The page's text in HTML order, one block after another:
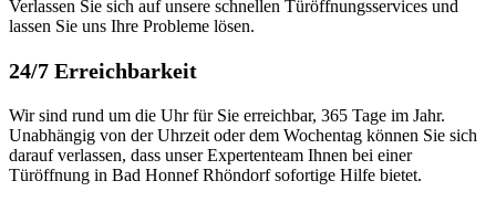
Verlassen Sie sich auf unsere schnellen Türöffnungsservices und
lassen Sie uns Ihre Probleme lösen.​
24/7 Erreichbarkeit
Wir sind rund um die Uhr für Sie erreichbar, 365 Tage im Jahr.​
Unabhängig von der Uhrzeit oder dem Wochentag können Sie sich
darauf verlassen, dass unser Expertenteam Ihnen bei einer
Türöffnung in Bad Honnef Rhöndorf sofortige Hilfe bietet.​